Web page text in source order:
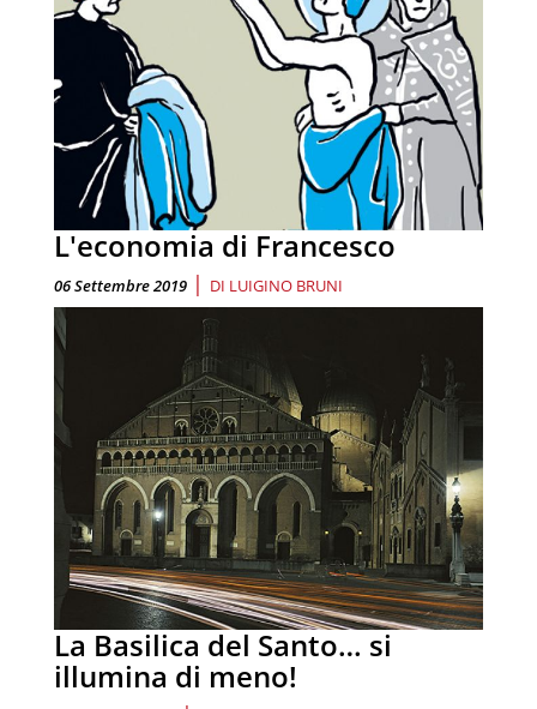
L'economia di Francesco
06 Settembre 2019 | DI LUIGINO BRUNI
La Basilica del Santo… si
illumina di meno!